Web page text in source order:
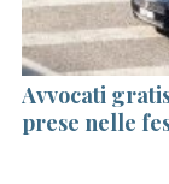
Avvocati
prese nelle